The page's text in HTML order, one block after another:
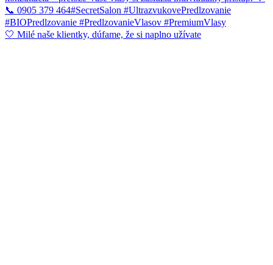
🤍 Milé naše klientky, dúfame, že si naplno užívate